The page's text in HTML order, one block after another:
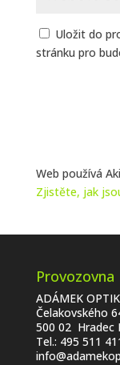
Uložit do
stránku pro
Web používá
Zjistěte, jak
Provozovna
ADÁMEK
Čelakovského
500 02 Hradec
Tel.: 495 511